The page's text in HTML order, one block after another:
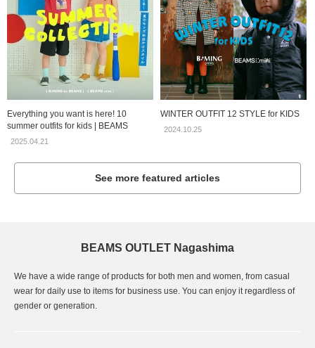
Everything you want is here! 10
summer outfits for kids | BEAMS
2025.04.21
WINTER OUTFIT 12 STYLE for KIDS
2024.10.25
See more featured articles
BEAMS OUTLET Nagashima
We have a wide range of products for both men and women, from casual
wear for daily use to items for business use. You can enjoy it regardless of
gender or generation.